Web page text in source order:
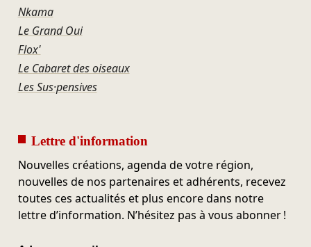
Nkama
Le Grand Oui
Flox'
Le Cabaret des oiseaux
Les Sus·pensives
Lettre d'information
Nouvelles créations, agenda de votre région,
nouvelles de nos partenaires et adhérents, recevez
toutes ces actualités et plus encore dans notre
lettre d’information. N’hésitez pas à vous abonner !